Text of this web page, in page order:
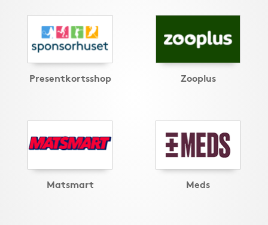
Presentkortsshop Zooplus
Matsmart Meds